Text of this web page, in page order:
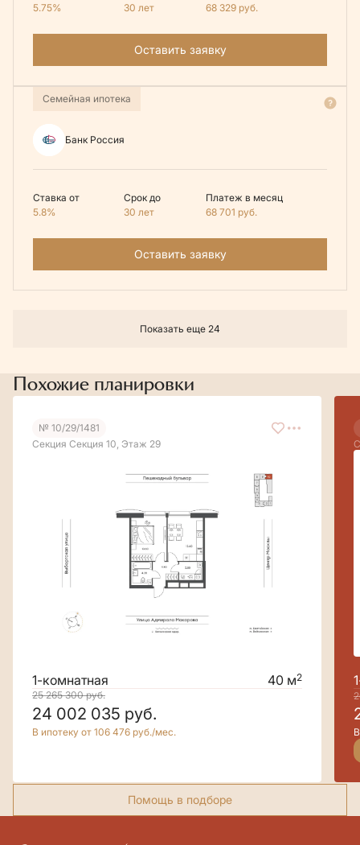
5.75%
30 лет
68 329 руб.
Оставить заявку
Семейная ипотека
Банк Россия
Ставка от
5.8%
Срок до
30 лет
Платеж в месяц
68 701 руб.
Оставить заявку
Показать еще 24
Похожие планировки
№ 10/29/1481
Секция Секция 10, Этаж 29
1-комнатная 40 м2
25 265 300руб.
24 002 035 руб.
В ипотеку от 106 476 руб./мес.
Помощь в подборе